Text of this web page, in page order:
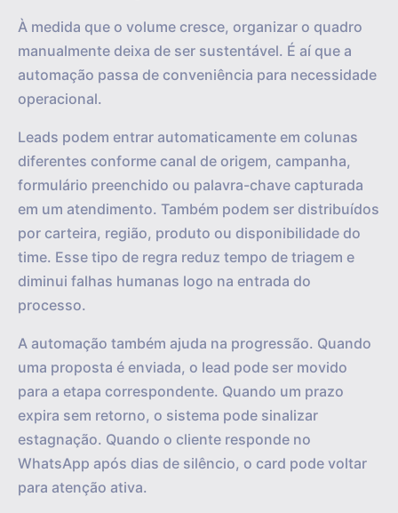
À medida que o volume cresce, organizar o quadro
manualmente deixa de ser sustentável. É aí que a
automação passa de conveniência para necessidade
operacional.
Leads podem entrar automaticamente em colunas
diferentes conforme canal de origem, campanha,
formulário preenchido ou palavra-chave capturada
em um atendimento. Também podem ser distribuídos
por carteira, região, produto ou disponibilidade do
time. Esse tipo de regra reduz tempo de triagem e
diminui falhas humanas logo na entrada do
processo.
A automação também ajuda na progressão. Quando
uma proposta é enviada, o lead pode ser movido
para a etapa correspondente. Quando um prazo
expira sem retorno, o sistema pode sinalizar
estagnação. Quando o cliente responde no
WhatsApp após dias de silêncio, o card pode voltar
para atenção ativa.